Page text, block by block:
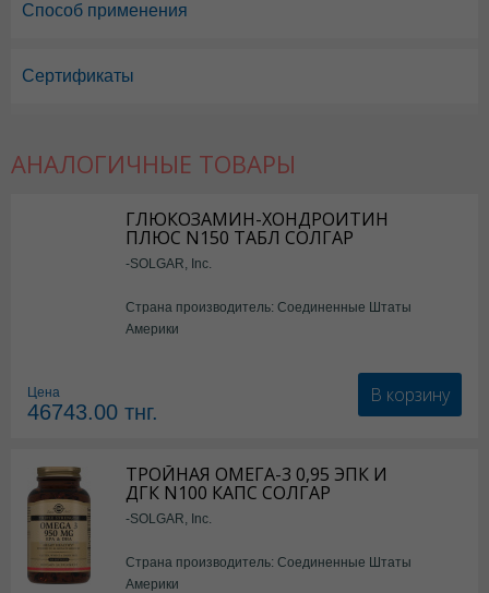
Способ применения
Сертификаты
АНАЛОГИЧНЫЕ ТОВАРЫ
ГЛЮКОЗАМИН-ХОНДРОИТИН
ПЛЮС N150 ТАБЛ СОЛГАР
-SOLGAR, Inc.
Страна производитель: Соединенные Штаты
Америки
Цена
46743.00 тнг.
В корзину
ТРОЙНАЯ ОМЕГА-3 0,95 ЭПК И
ДГК N100 КАПС СОЛГАР
-SOLGAR, Inc.
Страна производитель: Соединенные Штаты
Америки